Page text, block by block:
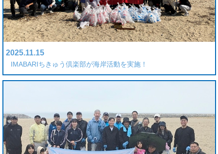
2025.11.15
IMABARIちきゅう倶楽部が海岸活動を実施！